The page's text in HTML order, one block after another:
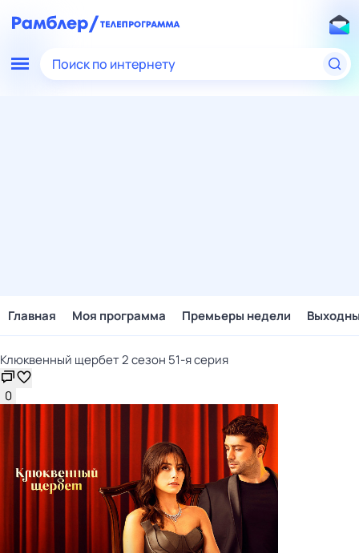
Поиск по интернету
Главная Моя программа Премьеры недели
Клюквенный щербет 2 сезон 51-я серия
0